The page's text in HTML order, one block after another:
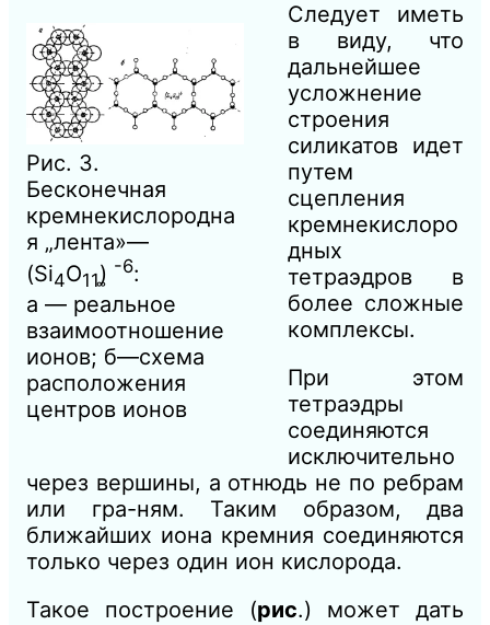
Рис. 3.
Бесконечная
кремнекислородна
я „лента»—
(Si4O11)͚ -6:
а — реальное
взаимоотношение
ионов; б—схема
расположения
центров ионов
Следует иметь
в виду, что
дальнейшее
усложнение
строения
силикатов идет
путем
сцепления
кремнекислоро
дных
тетраэдров в
более сложные
комплексы.
При этом
тетраэдры
соединяются
исключительно
через вершины, а отнюдь не по ребрам
или гра-ням. Таким образом, два
ближайших иона кремния соединяются
только через один ион кислорода.
Такое построение (рис.) может дать